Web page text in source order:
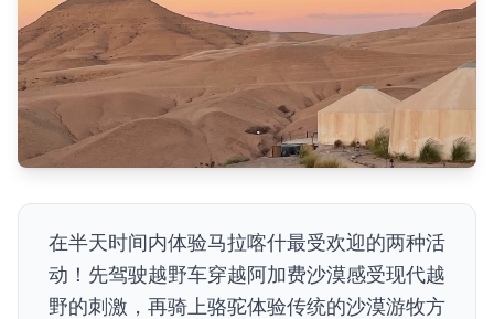
在半天时间内体验马拉喀什最受欢迎的两种活
动！先驾驶越野车穿越阿加费沙漠感受现代越
野的刺激，再骑上骆驼体验传统的沙漠游牧方